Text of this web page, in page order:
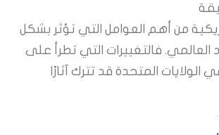
من أهم العوامل التي تؤثر بشكل
العالمي. فالتغييرات التي تطرأ على
الولايات المتحدة قد تترك آثارًا